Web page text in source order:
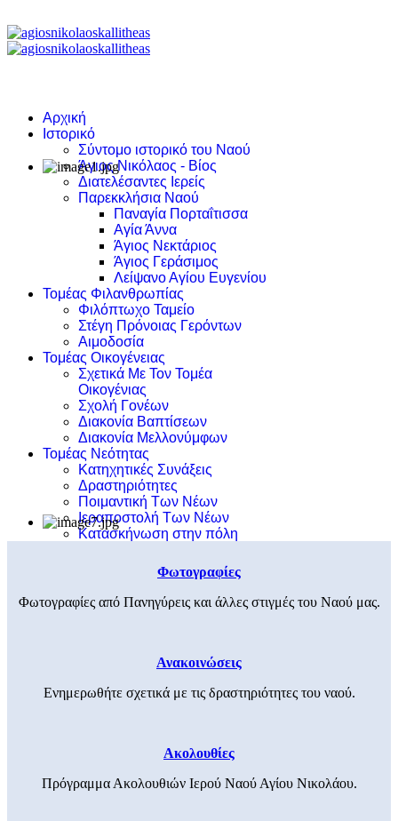
Αρχική
Ιστορικό
Σύντομο ιστορικό του Ναού
Άγιος Νικόλαος - Βίος
Διατελέσαντες Ιερείς
Παρεκκλήσια Ναού
Παναγία Πορταΐτισσα
Αγία Άννα
Άγιος Νεκτάριος
Άγιος Γεράσιμος
Λείψανο Αγίου Ευγενίου
Τομέας Φιλανθρωπίας
Φιλόπτωχο Ταμείο
Στέγη Πρόνοιας Γερόντων
Αιμοδοσία
Τομέας Οικογένειας
Σχετικά Με Τον Τομέα
Οικογένιας
Σχολή Γονέων
Διακονία Βαπτίσεων
Διακονία Μελλονύμφων
Τομέας Νεότητας
Κατηχητικές Συνάξεις
Δραστηριότητες
Ποιμαντική Των Νέων
Ιεραποστολή Των Νέων
Κατασκήνωση στην πόλη
Φωτογραφίες
Φωτογραφίες από Πανηγύρεις και άλλες στιγμές του Ναού μας.
Ανακοινώσεις
Ενημερωθήτε σχετικά με τις δραστηριότητες του ναού.
Ακολουθίες
Πρόγραμμα Ακολουθιών Ιερού Ναού Αγίου Νικολάου.